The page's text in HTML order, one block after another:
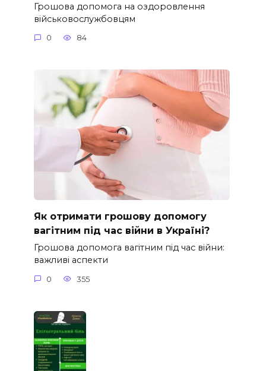
Грошова допомога на оздоровлення
військовослужбовцям
0 84
Як отримати грошову допомогу
вагітним під час війни в Україні?
Грошова допомога вагітним під час війни:
важливі аспекти
0 355